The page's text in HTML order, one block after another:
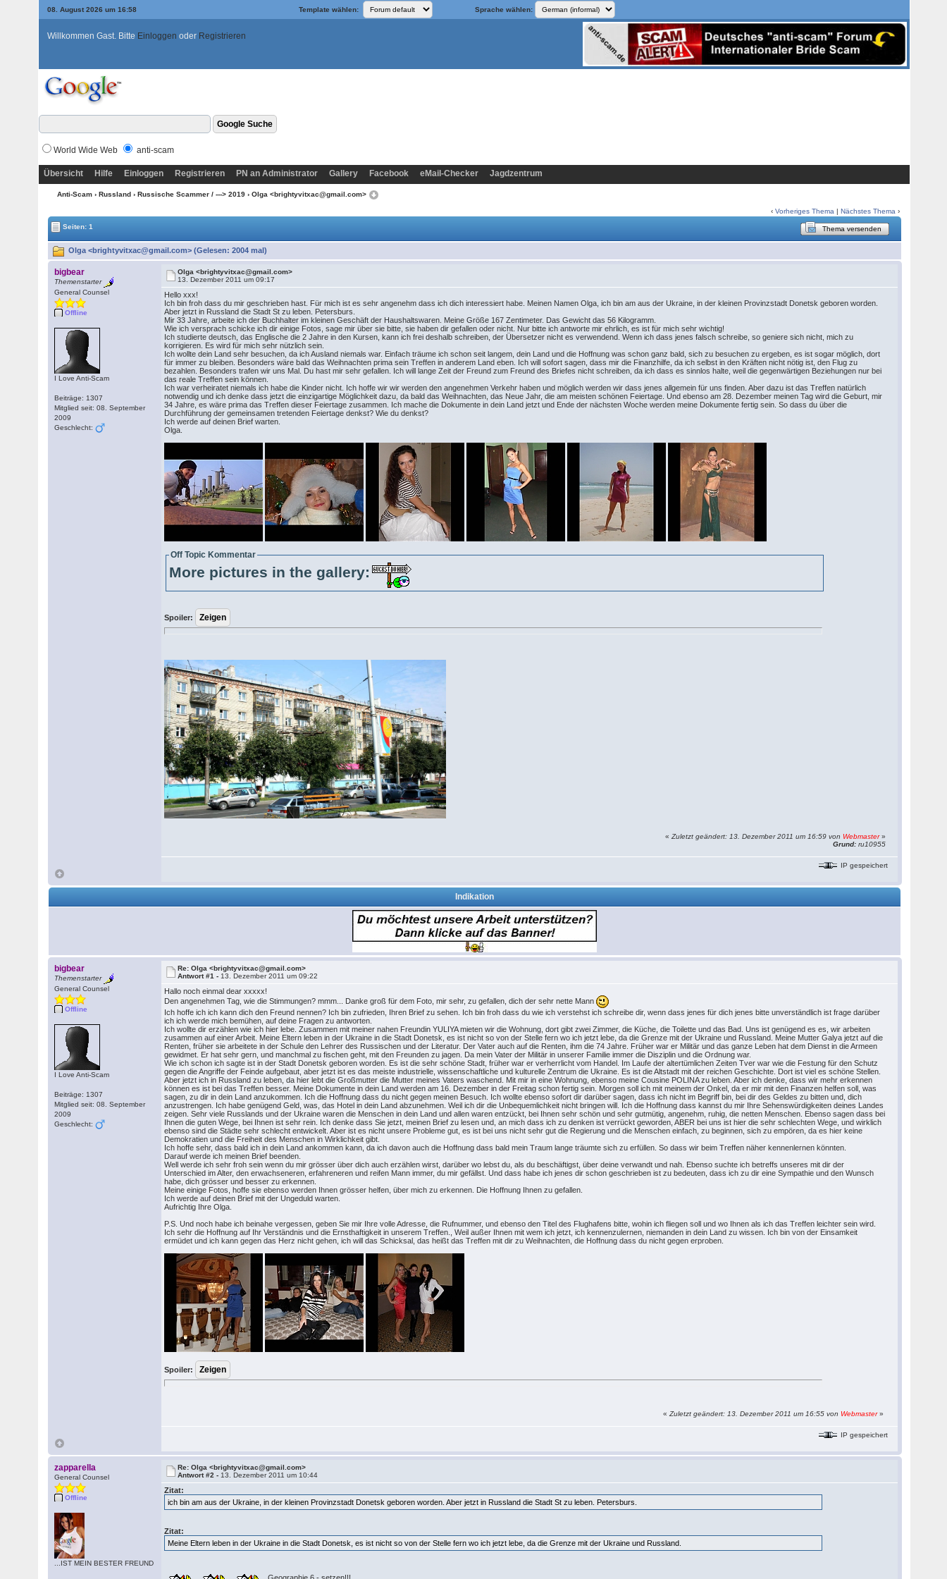
08. August 2026 um 16:58 Template wählen: Sprache wählen:
Willkommen Gast. Bitte Einloggen oder Registrieren
World Wide Web anti-scam
Übersicht Hilfe Einloggen Registrieren PN an Administrator Gallery Facebook eMail-Checker Jagdzentrum
Anti-Scam › Russland › Russische Scammer / ---> 2019 › Olga <brightyvitxac@gmail.com>
‹Vorheriges Thema |Nächstes Thema ›
Seiten: 1
Thema versenden
Olga <brightyvitxac@gmail.com> (Gelesen: 2004 mal)
bigbear
Themenstarter
General Counsel
Offline
I Love Anti-Scam
Beiträge: 1307
Mitglied seit: 08. September
2009
Geschlecht:
Olga <brightyvitxac@gmail.com>
13. Dezember 2011 um 09:17
Hello xxx!
Ich bin froh dass du mir geschrieben hast. Für mich ist es sehr angenehm dass ich dich interessiert habe. Meinen Namen Olga, ich bin am aus der Ukraine, in der kleinen Provinzstadt Donetsk geboren worden.
Aber jetzt in Russland die Stadt St zu leben. Petersburs.
Mir 33 Jahre, arbeite ich der Buchhalter im kleinen Geschäft der Haushaltswaren. Meine Größe 167 Zentimeter. Das Gewicht das 56 Kilogramm.
Wie ich versprach schicke ich dir einige Fotos, sage mir über sie bitte, sie haben dir gefallen oder nicht. Nur bitte ich antworte mir ehrlich, es ist für mich sehr wichtig!
Ich studierte deutsch, das Englische die 2 Jahre in den Kursen, kann ich frei deshalb schreiben, der Übersetzer nicht es verwendend. Wenn ich dass jenes falsch schreibe, so geniere sich nicht, mich zu
korrigieren. Es wird für mich sehr nützlich sein.
Ich wollte dein Land sehr besuchen, da ich Ausland niemals war. Einfach träume ich schon seit langem, dein Land und die Hoffnung was schon ganz bald, sich zu besuchen zu ergeben, es ist sogar möglich, dort
für immer zu bleiben. Besonders wäre bald das Weihnachten prima sein Treffen in anderem Land eben. Ich will sofort sagen, dass mir die Finanzhilfe, da ich selbst in den Kräften nicht nötig ist, den Flug zu
bezahlen. Besonders trafen wir uns Mal. Du hast mir sehr gefallen. Ich will lange Zeit der Freund zum Freund des Briefes nicht schreiben, da ich dass es sinnlos halte, weil die gegenwärtigen Beziehungen nur bei
das reale Treffen sein können.
Ich war verheiratet niemals ich habe die Kinder nicht. Ich hoffe wir wir werden den angenehmen Verkehr haben und möglich werden wir dass jenes allgemein für uns finden. Aber dazu ist das Treffen natürlich
notwendig und ich denke dass jetzt die einzigartige Möglichkeit dazu, da bald das Weihnachten, das Neue Jahr, die am meisten schönen Feiertage. Und ebenso am 28. Dezember meinen Tag wird die Geburt, mir
34 Jahre, es wäre prima das Treffen dieser Feiertage zusammen. Ich mache die Dokumente in dein Land jetzt und Ende der nächsten Woche werden meine Dokumente fertig sein. So dass du über die
Durchführung der gemeinsamen tretenden Feiertage denkst? Wie du denkst?
Ich werde auf deinen Brief warten.
Olga.
Off Topic Kommentar
More pictures in the gallery:
Spoiler:
«Zuletzt geändert: 13. Dezember 2011 um 16:59 von Webmaster»
Grund: ru10955
IP gespeichert
Indikation
bigbear
Themenstarter
General Counsel
Offline
I Love Anti-Scam
Beiträge: 1307
Mitglied seit: 08. September
2009
Geschlecht:
Re: Olga <brightyvitxac@gmail.com>
Antwort #1 - 13. Dezember 2011 um 09:22
Hallo noch einmal dear xxxxx!
Den angenehmen Tag, wie die Stimmungen? mmm... Danke groß für dem Foto, mir sehr, zu gefallen, dich der sehr nette Mann
Ich hoffe ich ich kann dich den Freund nennen? Ich bin zufrieden, Ihren Brief zu sehen. Ich bin froh dass du wie ich verstehst ich schreibe dir, wenn dass jenes für dich jenes bitte unverständlich ist frage darüber
ich ich werde mich bemühen, auf deine Fragen zu antworten.
Ich wollte dir erzählen wie ich hier lebe. Zusammen mit meiner nahen Freundin YULIYA mieten wir die Wohnung, dort gibt zwei Zimmer, die Küche, die Toilette und das Bad. Uns ist genügend es es, wir arbeiten
zusammen auf einer Arbeit. Meine Eltern leben in der Ukraine in die Stadt Donetsk, es ist nicht so von der Stelle fern wo ich jetzt lebe, da die Grenze mit der Ukraine und Russland. Meine Mutter Galya jetzt auf die
Renten, früher sie arbeitete in der Schule den Lehrer des Russischen und der Literatur. Der Vater auch auf die Renten, ihm die 74 Jahre. Früher war er Militär und das ganze Leben hat dem Dienst in die Armeen
gewidmet. Er hat sehr gern, und manchmal zu fischen geht, mit den Freunden zu jagen. Da mein Vater der Militär in unserer Familie immer die Disziplin und die Ordnung war.
Wie ich schon ich sagte ist in der Stadt Donetsk geboren worden. Es ist die sehr schöne Stadt, früher war er verherrlicht vom Handel. Im Laufe der altertümlichen Zeiten Tver war wie die Festung für den Schutz
gegen die Angriffe der Feinde aufgebaut, aber jetzt ist es das meiste industrielle, wissenschaftliche und kulturelle Zentrum die Ukraine. Es ist die Altstadt mit der reichen Geschichte. Dort ist viel es schöne Stellen.
Aber jetzt ich in Russland zu leben, da hier lebt die Großmutter die Mutter meines Vaters waschend. Mit mir in eine Wohnung, ebenso meine Cousine POLINA zu leben. Aber ich denke, dass wir mehr erkennen
können es ist bei das Treffen besser. Meine Dokumente in dein Land werden am 16. Dezember in der Freitag schon fertig sein. Morgen soll ich mit meinem der Onkel, da er mir mit den Finanzen helfen soll, was
sagen, zu dir in dein Land anzukommen. Ich die Hoffnung dass du nicht gegen meinen Besuch. Ich wollte ebenso sofort dir darüber sagen, dass ich nicht im Begriff bin, bei dir des Geldes zu bitten und, dich
anzustrengen. Ich habe genügend Geld, was, das Hotel in dein Land abzunehmen. Weil ich dir die Unbequemlichkeit nicht bringen will. Ich die Hoffnung dass kannst du mir Ihre Sehenswürdigkeiten deines Landes
zeigen. Sehr viele Russlands und der Ukraine waren die Menschen in dein Land und allen waren entzückt, bei Ihnen sehr schön und sehr gutmütig, angenehm, ruhig, die netten Menschen. Ebenso sagen dass bei
Ihnen die guten Wege, bei Ihnen ist sehr rein. Ich denke dass Sie jetzt, meinen Brief zu lesen und, an mich dass ich zu denken ist verrückt geworden, ABER bei uns ist hier die sehr schlechten Wege, und wirklich
ebenso sind die Städte sehr schlecht entwickelt. Aber ist es nicht unsere Probleme gut, es ist bei uns nicht sehr gut die Regierung und die Menschen einfach, zu beginnen, sich zu empören, da es hier keine
Demokratien und die Freiheit des Menschen in Wirklichkeit gibt.
Ich hoffe sehr, dass bald ich in dein Land ankommen kann, da ich davon auch die Hoffnung dass bald mein Traum lange träumte sich zu erfüllen. So dass wir beim Treffen näher kennenlernen könnten.
Darauf werde ich meinen Brief beenden.
Well werde ich sehr froh sein wenn du mir grösser über dich auch erzählen wirst, darüber wo lebst du, als du beschäftigst, über deine verwandt und nah. Ebenso suchte ich betreffs unseres mit dir der
Unterschied im Alter, den erwachseneren, erfahreneren und reifen Mann immer, du mir gefällst. Und dass habe ich jenes dir schon geschrieben ist zu bedeuten, dass ich zu dir eine Sympathie und den Wunsch
habe, dich grösser und besser zu erkennen.
Meine einige Fotos, hoffe sie ebenso werden Ihnen grösser helfen, über mich zu erkennen. Die Hoffnung Ihnen zu gefallen.
Ich werde auf deinen Brief mit der Ungeduld warten.
Aufrichtig Ihre Olga.
P.S. Und noch habe ich beinahe vergessen, geben Sie mir Ihre volle Adresse, die Rufnummer, und ebenso den Titel des Flughafens bitte, wohin ich fliegen soll und wo Ihnen als ich das Treffen leichter sein wird.
Ich sehr die Hoffnung auf Ihr Verständnis und die Ernsthaftigkeit in unserem Treffen., Weil außer Ihnen mit wem ich jetzt, ich kennenzulernen, niemanden in dein Land zu wissen. Ich bin von der Einsamkeit
ermüdet und ich kann gegen das Herz nicht gehen, ich will das Schicksal, das heißt das Treffen mit dir zu Weihnachten, die Hoffnung dass du nicht gegen erproben.
Spoiler:
«Zuletzt geändert: 13. Dezember 2011 um 16:55 von Webmaster»
IP gespeichert
zapparella
General Counsel
Offline
...IST MEIN BESTER FREUND
Re: Olga <brightyvitxac@gmail.com>
Antwort #2 - 13. Dezember 2011 um 10:44
Zitat:
ich bin am aus der Ukraine, in der kleinen Provinzstadt Donetsk geboren worden. Aber jetzt in Russland die Stadt St zu leben. Petersburs.
Zitat:
Meine Eltern leben in der Ukraine in die Stadt Donetsk, es ist nicht so von der Stelle fern wo ich jetzt lebe, da die Grenze mit der Ukraine und Russland.